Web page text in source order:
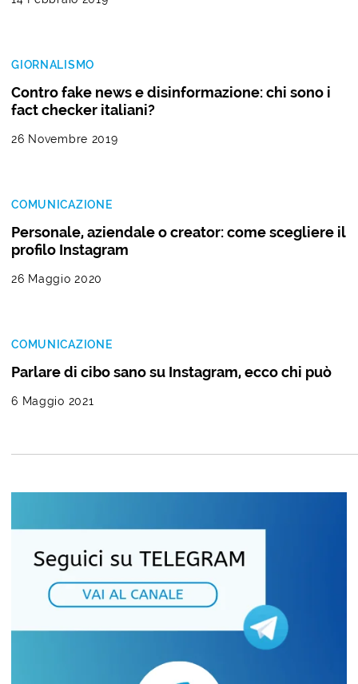
GIORNALISMO
Contro fake news e disinformazione: chi sono i
fact checker italiani?
26 Novembre 2019
COMUNICAZIONE
Personale, aziendale o creator: come scegliere il
profilo Instagram
26 Maggio 2020
COMUNICAZIONE
Parlare di cibo sano su Instagram, ecco chi può
6 Maggio 2021